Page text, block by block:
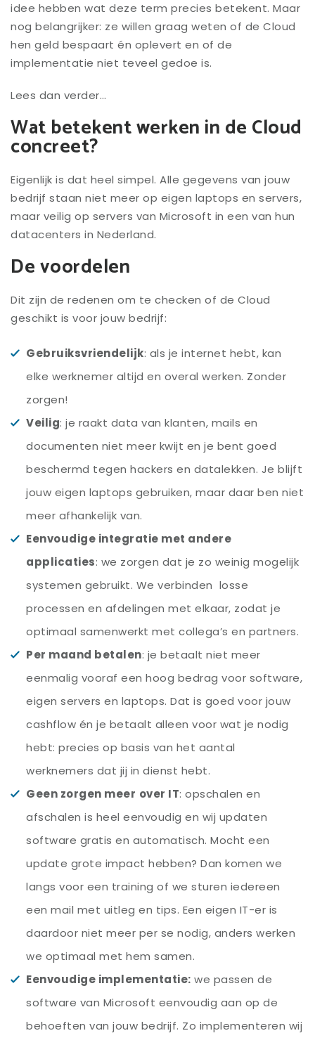
idee hebben wat deze term precies betekent. Maar
nog belangrijker: ze willen graag weten of de Cloud
hen geld bespaart én oplevert en of de
implementatie niet teveel gedoe is.
Lees dan verder…
Wat betekent werken in de Cloud
concreet?
Eigenlijk is dat heel simpel. Alle gegevens van jouw
bedrijf staan niet meer op eigen laptops en servers,
maar veilig op servers van Microsoft in een van hun
datacenters in Nederland.
De voordelen
Dit zijn de redenen om te checken of de Cloud
geschikt is voor jouw bedrijf:
Gebruiksvriendelijk: als je internet hebt, kan
elke werknemer altijd en overal werken. Zonder
zorgen!
Veilig: je raakt data van klanten, mails en
documenten niet meer kwijt en je bent goed
beschermd tegen hackers en datalekken. Je blijft
jouw eigen laptops gebruiken, maar daar ben niet
meer afhankelijk van.
Eenvoudige integratie met andere
applicaties: we zorgen dat je zo weinig mogelijk
systemen gebruikt. We verbinden losse
processen en afdelingen met elkaar, zodat je
optimaal samenwerkt met collega’s en partners.
Per maand betalen: je betaalt niet meer
eenmalig vooraf een hoog bedrag voor software,
eigen servers en laptops. Dat is goed voor jouw
cashflow én je betaalt alleen voor wat je nodig
hebt: precies op basis van het aantal
werknemers dat jij in dienst hebt.
Geen zorgen meer over IT: opschalen en
afschalen is heel eenvoudig en wij updaten
software gratis en automatisch. Mocht een
update grote impact hebben? Dan komen we
langs voor een training of we sturen iedereen
een mail met uitleg en tips. Een eigen IT-er is
daardoor niet meer per se nodig, anders werken
we optimaal met hem samen.
Eenvoudige implementatie: we passen de
software van Microsoft eenvoudig aan op de
behoeften van jouw bedrijf. Zo implementeren wij